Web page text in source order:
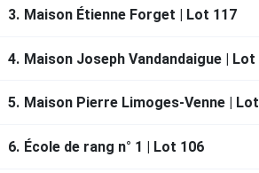
personnes, dont 48 enfants.
Dix ans plus tard, Louis Lepage
et lieu et 9 habitants non-résidents
sont établis entre la seigneurie de
la Pointe-aux-Pins, à l’ouest.
Il faut attendre 1723 pour que le
3. Maison Étienne Forget | Lot 117
4. Maison Joseph Vandandaigue | Lot
5. Maison Pierre Limoges-Venne |
6. École de rang n° 1 | Lot 106